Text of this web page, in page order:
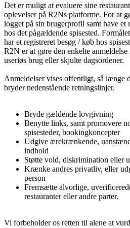
Det er muligt at evaluere sine
oplevelser på R2Ns platforme. For at
logget på sin brugerprofil samt have et
hos det pågældende spisested.
har et registreret besøg / køb hos
R2N er at gøre den enkelte
useriøs brug eller skjulte dagsordener.
Anmeldelser vises offentligt, så længe
bryder nedenstående retningslinjer.
Bryde gældende lovgivning
Benytte links, samt promovere
spisesteder, bookingkoncepter
Udgive ærekrænkende,
indhold
Støtte vold, diskrimination eller
Krænke andres privatliv, eller
person
Fremsætte alvorlige,
restauranter eller andre parter.
Vi forbeholder os retten til alene at